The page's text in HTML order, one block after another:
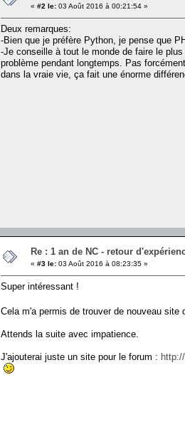
« #2 le: 03 Août 2016 à 00:21:54 »
Deux remarques:
-Bien que je préfère Python, je pense que
-Je conseille à tout le monde de faire le
problème pendant longtemps. Pas
dans la vraie vie, ça fait une énorme
Re : 1 an de NC - retour
« #3 le: 03 Août 2016 à 08:23:35 »
Super intéressant !
Cela m'a permis de trouver de nouveau
Attends la suite avec impatience.
J'ajouterai juste un site pour le forum :